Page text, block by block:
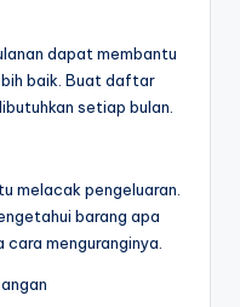
dapat membantu
baik. Buat daftar
setiap bulan.
melacak pengeluaran.
barang apa
menguranginya.